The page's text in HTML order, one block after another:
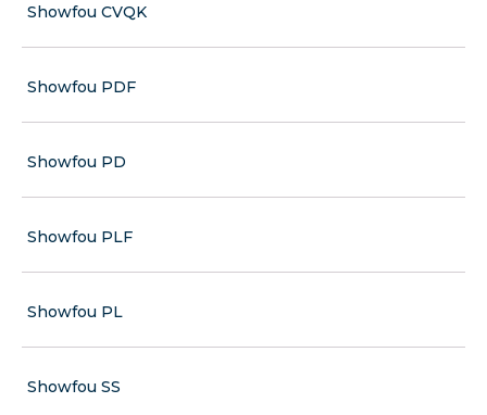
Showfou CVQK
Showfou PDF
Showfou PD
Showfou PLF
Showfou PL
Showfou SS